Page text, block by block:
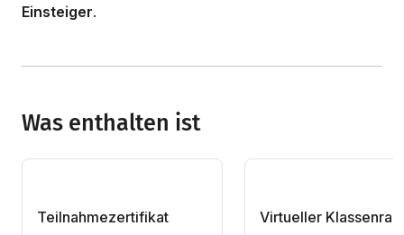
Einsteiger.
Was enthalten ist
Teilnahmezertifikat Virtueller